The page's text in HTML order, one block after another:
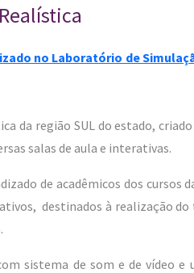
da região SUL do estado,
salas de aula e interativas.
de acadêmicos dos cursos
destinados à realização
sistema de som e de vídeo e